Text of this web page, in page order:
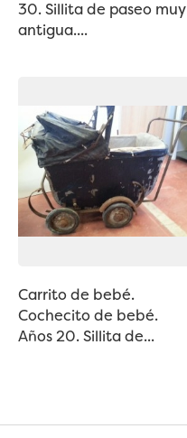
30. Sillita de paseo muy
antigua....
Carrito de bebé.
Cochecito de bebé.
Años 20. Sillita de...